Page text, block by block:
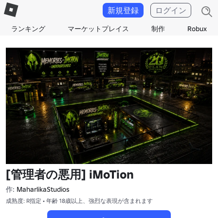
ランキング マーケットプレイス 制作 Robux
新規登録 ログイン
[管理者の悪用] iMoTion
作: MaharlikaStudios
成熟度: R指定 • 年齢 18歳以上、強烈な表現が含まれます